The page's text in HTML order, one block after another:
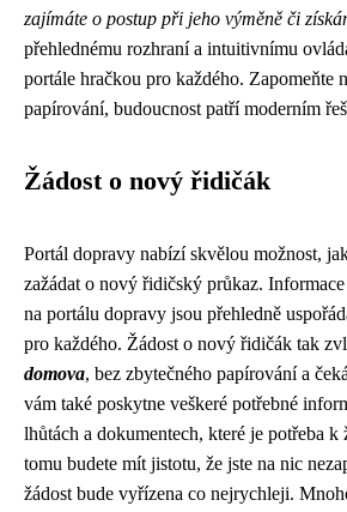
zajímáte o postup při jeho výměně či
přehlednému rozhraní a intuitivnímu
portále hračkou pro každého. Zapomeňte
papírování, budoucnost patří moderním
Žádost o nový řidičák
Portál dopravy nabízí skvělou možnost,
zažádat o nový řidičský průkaz.
na portálu dopravy jsou přehledně
pro každého. Žádost o nový řidičák tak
domova, bez zbytečného papírování a
vám také poskytne veškeré potřebné
lhůtách a dokumentech, které je potřeba
tomu budete mít jistotu, že jste na nic
žádost bude vyřízena co nejrychleji.